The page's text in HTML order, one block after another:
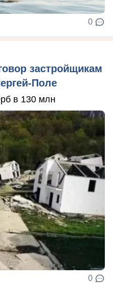
0
застройщикам
Поле
в 130 млн
0